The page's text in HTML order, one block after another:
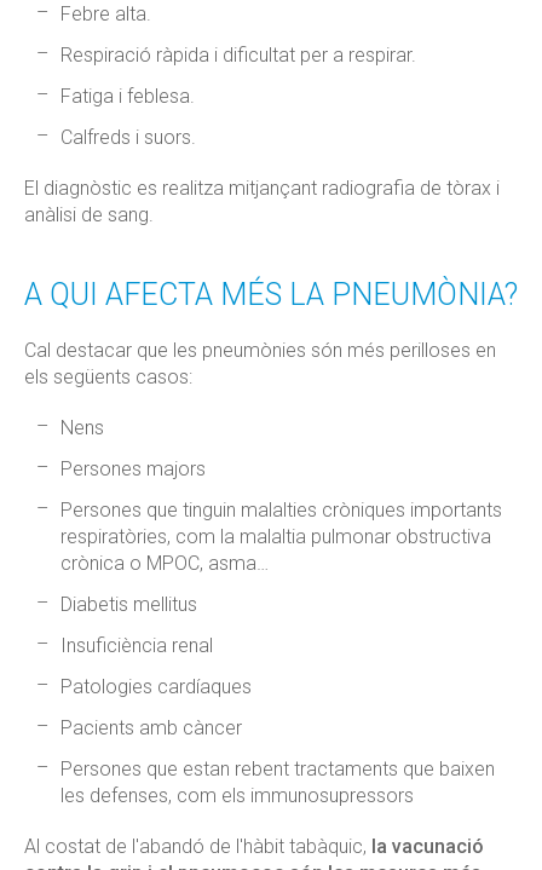
Febre alta.
Respiració ràpida i dificultat per a respirar.
Fatiga i feblesa.
Calfreds i suors.
El diagnòstic es realitza mitjançant radiografia de tòrax i
anàlisi de sang.
A QUI AFECTA MÉS LA PNEUMÒNIA?
Cal destacar que les pneumònies són més perilloses en
els següents casos:
Nens
Persones majors
Persones que tinguin malalties cròniques importants
respiratòries, com la malaltia pulmonar obstructiva
crònica o MPOC, asma…
Diabetis mellitus
Insuficiència renal
Patologies cardíaques
Pacients amb càncer
Persones que estan rebent tractaments que baixen
les defenses, com els immunosupressors
Al costat de l'abandó de l'hàbit tabàquic, la vacunació